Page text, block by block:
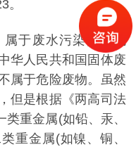
。
属于废水污染防治范
华人民共和国固体废
属于危险废物。虽然
但是根据《两高司法
重金属(如铅、汞、
重金属(如镍、铜、